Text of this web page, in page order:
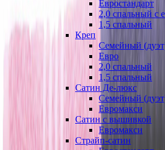
Евростандарт
2,0 спальный с
1,5 спальный
Креп
Семейный
Евро
2,0 спальный
1,5 спальный
Сатин Де-люкс
Семейный
Евромакси
Сатин с вышивкой
Евромакси
Страйп-сатин